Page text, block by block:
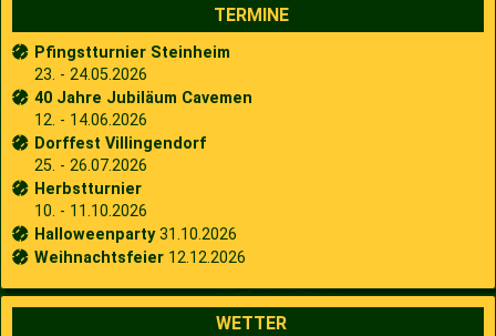
TERMINE
Pfingstturnier Steinheim
23. - 24.05.2026
40 Jahre Jubiläum Cavemen
12. - 14.06.2026
Dorffest Villingendorf
25. - 26.07.2026
Herbstturnier
10. - 11.10.2026
Halloweenparty31.10.2026
Weihnachtsfeier 12.12.2026
WETTER